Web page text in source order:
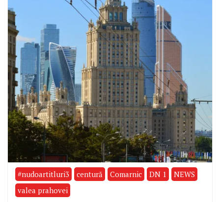
#nudoartitluri3 centură Comarnic DN 1
NEWS
valea prahovei